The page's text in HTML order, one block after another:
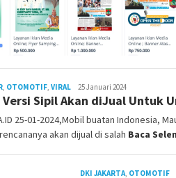
OTOMOTIF VIRAL Alfiansyah
Hasan
25 Januari 2024
Versi Sipil Akan diJual Untuk
25-01-2024,Mobil buatan Indonesia,
akan dijual di salah Baca
DKI JAKARTA OTOMOTIF